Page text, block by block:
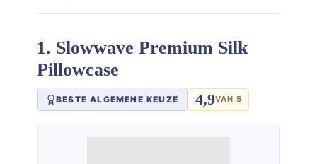
1. Slowwave Premium Silk
Pillowcase
BESTE ALGEMENE KEUZE 4,9VAN 5